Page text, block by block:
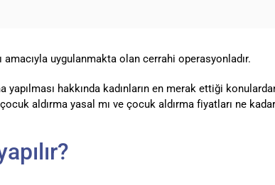
uygulanmakta olan cerrahi operasyonladır.
hakkında kadınların en merak ettiği
aldırma yasal mı ve çocuk aldırma fiyatları ne